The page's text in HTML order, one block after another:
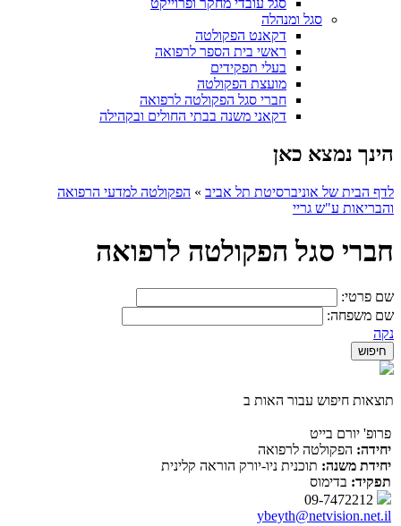
סגל עובדי מחקר ופרוייקט
סגל ומנהלה
דקאנט הפקולטה
ראשי בית הספר לרפואה
בעלי תפקידים
מועצת הפקולטה
חברי סגל הפקולטה לרפואה
דקאני משנה בבתי החולים ובקהילה
הינך נמצא כאן
לדף הבית של אוניברסיטת תל אביב » הפקולטה למדעי הרפואה
והבריאות ע"ש גריי
חברי סגל הפקולטה לרפואה
שם פרטי:
שם משפחה:
נקה
תוצאות חיפוש עבור האות ב
פרופ' יורם בייט
יחידה: הפקולטה לרפואה
יחידת משנה: תוכנית ניו-יורק הוראה קלינית
תפקיד: בדימוס
ybeyth@netvision.net.il